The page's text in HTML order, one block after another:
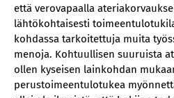
että verovapaalla
lähtökohtaisesti
kohdassa tarkoitettuja muita
menoja. Kohtuullisen suuruista
ollen kyseisen lainkohdan
perustoimeentulotukea